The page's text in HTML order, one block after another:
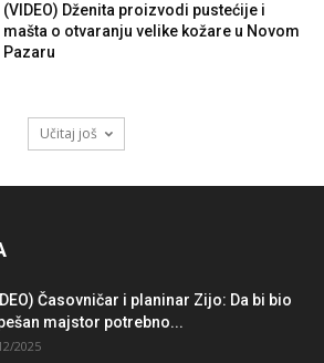
(VIDEO) Dženita proizvodi pustećije i
mašta o otvaranju velike kožare u Novom
Pazaru
Učitaj još
Časovničar i planinar Zijo: Da bi bio
majstor potrebno...
2025